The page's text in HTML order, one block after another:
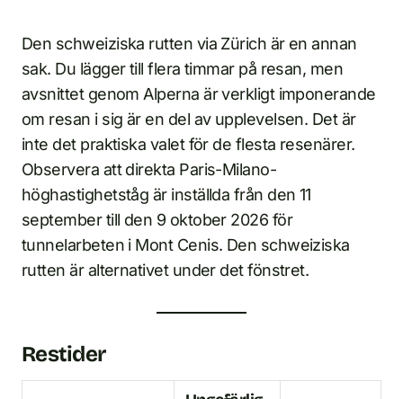
Den schweiziska rutten via Zürich är en annan
sak. Du lägger till flera timmar på resan, men
avsnittet genom Alperna är verkligt imponerande
om resan i sig är en del av upplevelsen. Det är
inte det praktiska valet för de flesta resenärer.
Observera att direkta Paris-Milano-
höghastighetståg är inställda från den 11
september till den 9 oktober 2026 för
tunnelarbeten i Mont Cenis. Den schweiziska
rutten är alternativet under det fönstret.
Restider